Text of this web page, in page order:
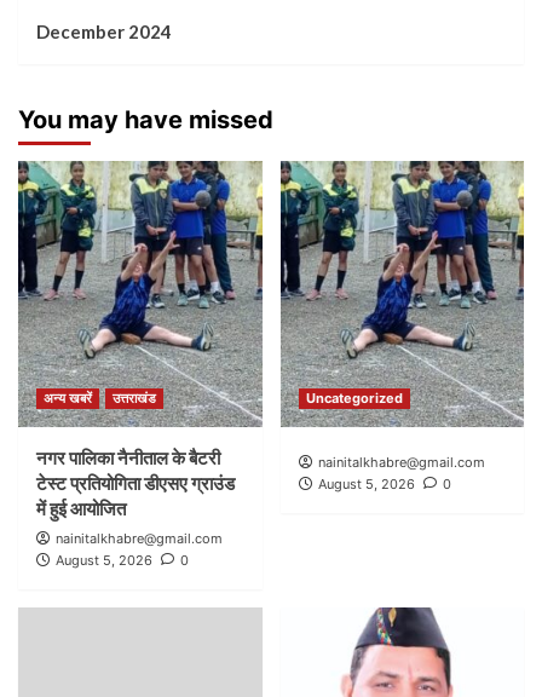
December 2024
You may have missed
अन्य खबरें उत्तराखंड
नगर पालिका नैनीताल के बैटरी
टेस्ट प्रतियोगिता डीएसए ग्राउंड
में हुई आयोजित
nainitalkhabre@gmail.com
August 5, 2026
0
Uncategorized
nainitalkhabre@gmail.com
August 5, 2026
0